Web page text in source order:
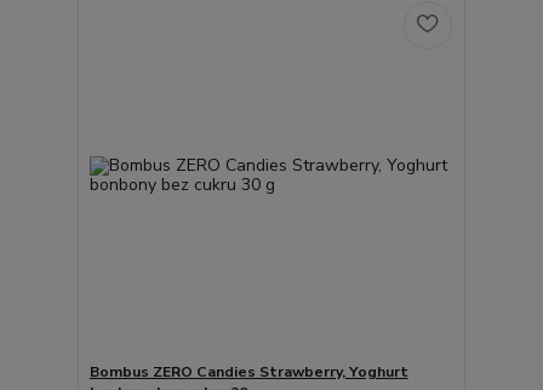
Bombus ZERO Candies Strawberry, Yoghurt